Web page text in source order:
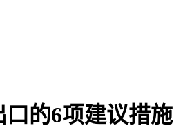
的6项建议措施